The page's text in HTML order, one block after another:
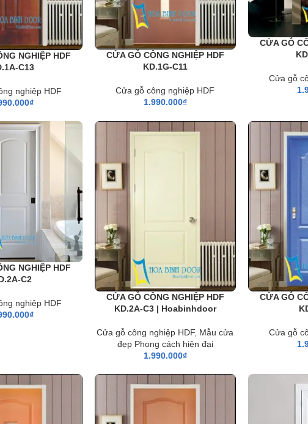
NGHIỆP HDF
C13
nghiệp HDF
₫
CỬA GỖ CÔNG NGHIỆP HDF
KD.1G-C11
Cửa gỗ công nghiệp HDF
1.990.000₫
CỬA GỖ
Cửa gỗ
NGHIỆP HDF
C2
nghiệp HDF
₫
CỬA GỖ CÔNG NGHIỆP HDF
KD.2A-C3 | Hoabinhdoor
Cửa gỗ công nghiệp HDF, Mẫu cửa
đẹp Phong cách hiện đại
1.990.000₫
CỬA GỖ
Cửa gỗ